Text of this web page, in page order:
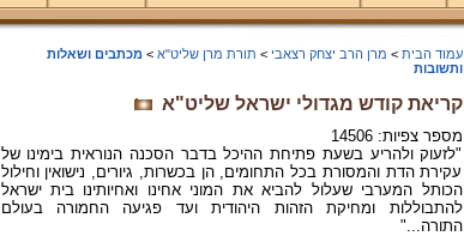
עמוד הבית > מרן הרב יצחק רצאבי > תורת מרן שליט"א >מכתבים ושאלות
ותשובות
קריאת קודש מגדולי ישראל שליט"א
מספר צפיות: 14506
"לזעוק ולהריע בשעת פתיחת ההיכל בדבר הסכנה הנוראית בימינו של
עקירת הדת והמסורת בכל התחומים, הן בכשרות, גיורים, נישואין וחילול
הכותל המערבי שעלול להביא את המוני אחינו ואחיותינו בית ישראל
להתבוללות ומחיקת הזהות היהודית ועד פגיעה החמורה בעולם
התורה..."